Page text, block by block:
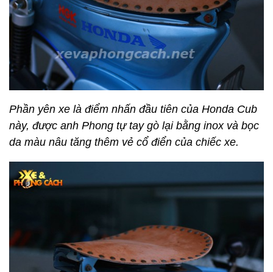
Phần yên xe là điểm nhấn đầu tiên của Honda Cub
này, được anh Phong tự tay gò lại bằng inox và bọc
da màu nâu tăng thêm vẻ cổ điển của chiếc xe.